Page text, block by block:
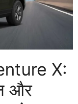
X:
और